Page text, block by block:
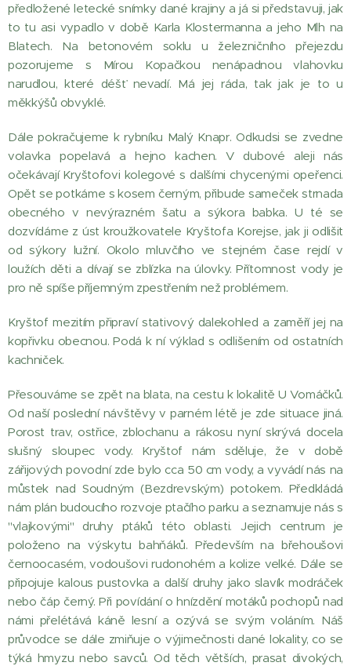
předložené letecké snímky dané krajiny a já si představuji, jak
to tu asi vypadlo v době Karla Klostermanna a jeho Mlh na
Blatech. Na betonovém soklu u železničního přejezdu
pozorujeme s Mírou Kopačkou nenápadnou vlahovku
narudlou, které déšť nevadí. Má jej ráda, tak jak je to u
měkkýšů obvyklé.
Dále pokračujeme k rybníku Malý Knapr. Odkudsi se zvedne
volavka popelavá a hejno kachen. V dubové aleji nás
očekávají Kryštofovi kolegové s dalšími chycenými opeřenci.
Opět se potkáme s kosem černým, přibude sameček strnada
obecného v nevýrazném šatu a sýkora babka. U té se
dozvídáme z úst kroužkovatele Kryštofa Korejse, jak ji odlišit
od sýkory lužní. Okolo mluvčího ve stejném čase rejdí v
loužích děti a dívají se zblízka na úlovky. Přítomnost vody je
pro ně spíše příjemným zpestřením než problémem.
Kryštof mezitím připraví stativový dalekohled a zaměří jej na
kopřivku obecnou. Podá k ní výklad s odlišením od ostatních
kachniček.
Přesouváme se zpět na blata, na cestu k lokalitě U Vomáčků.
Od naší poslední návštěvy v parném létě je zde situace jiná.
Porost trav, ostřice, zblochanu a rákosu nyní skrývá docela
slušný sloupec vody. Kryštof nám sděluje, že v době
zářijových povodní zde bylo cca 50 cm vody, a vyvádí nás na
můstek nad Soudným (Bezdrevským) potokem. Předkládá
nám plán budoucího rozvoje ptačího parku a seznamuje nás s
"vlajkovými" druhy ptáků této oblasti. Jejich centrum je
položeno na výskytu bahňáků. Především na břehoušovi
černoocasém, vodoušovi rudonohém a kolize velké. Dále se
připojuje kalous pustovka a další druhy jako slavík modráček
nebo čáp černý. Při povídání o hnízdění motáků pochopů nad
námi přelétává káně lesní a ozývá se svým voláním. Náš
průvodce se dále zmiňuje o výjimečnosti dané lokality, co se
týká hmyzu nebo savců. Od těch větších, prasat divokých,